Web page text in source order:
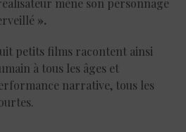
mène son personnage
».
petits films racontent ainsi
à tous les âges et
narrative, tous les